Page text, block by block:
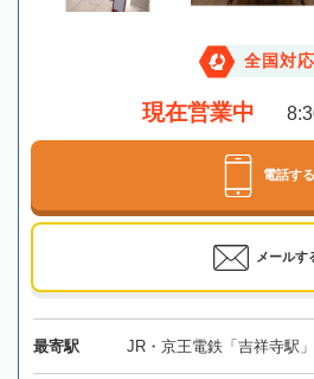
全国対応
現在営業中
電話する
メールす
最寄駅 JR・京王電鉄「吉祥寺駅